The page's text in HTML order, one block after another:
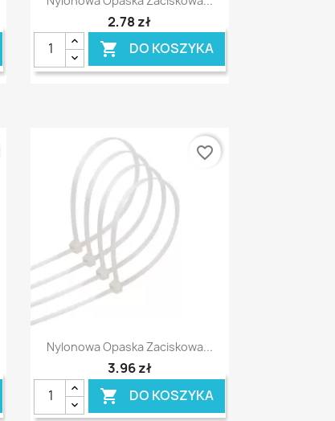
2,78 zł
 DO KOSZYKA
Szybki podgląd
Nylonowa Opaska Zaciskowa...
3,96 zł
 DO KOSZYKA
favorite_border